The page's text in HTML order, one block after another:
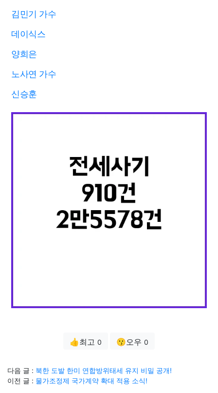
김민기 가수
데이식스
양희은
노사연 가수
신승훈
👍최고 0 😗오우 0
다음 글 : 북한 도발 한미 연합방위태세 유지 비밀 공개!
이전 글 : 물가조정제 국가계약 확대 적용 소식!